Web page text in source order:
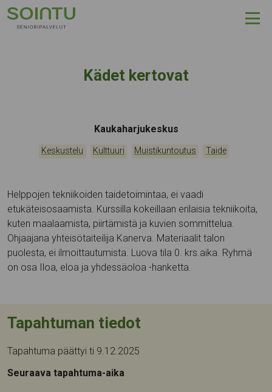
Hyppää sisältöön
Kädet kertovat
Tapahtumapaikka:
Kaukaharjukeskus
Kategoriat:
Keskustelu Kulttuuri Muistikuntoutus Taide
Helppojen tekniikoiden taidetoimintaa, ei vaadi
etukäteisosaamista. Kurssilla kokeillaan erilaisia tekniikoita,
kuten maalaamista, piirtämistä ja kuvien sommittelua.
Ohjaajana yhteisötaiteilija Kanerva. Materiaalit talon
puolesta, ei ilmoittautumista. Luova tila 0. krs.aika. Ryhmä
on osa Iloa, eloa ja yhdessäoloa -hanketta.
Tapahtuman tiedot
Tapahtuma päättyi ti 9.12.2025
Seuraava tapahtuma-aika